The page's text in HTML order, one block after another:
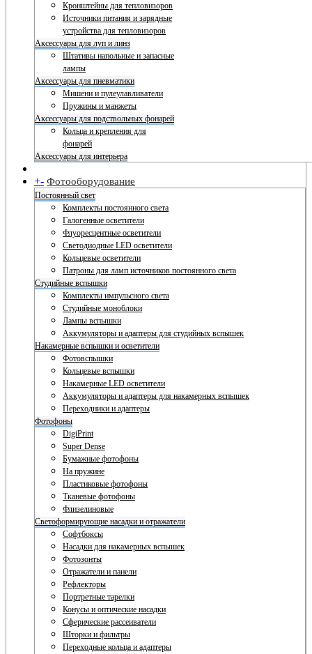
Кронштейны для тепловизоров
Источники питания и зарядные
устройства для тепловизоров
Аксессуары для луп и линз
Штативы напольные и запасные
лампы
Аксессуары для пневматики
Мишени и пулеулавливатели
Пружины и манжеты
Аксессуары для подствольных фонарей
Кольца и крепления для
фонарей
Аксессуары для интерьера
+- Фотооборудование
Постоянный свет
Комплекты постоянного света
Галогенные осветители
Флуоресцентные осветители
Светодиодные LED осветители
Кольцевые осветители
Патроны для ламп источников постоянного света
Студийные вспышки
Комплекты импульсного света
Студийные моноблоки
Лампы вспышки
Аккумуляторы и адаптеры для студийных вспышек
Накамерные вспышки и осветители
Фотовспышки
Кольцевые вспышки
Накамерные LED осветители
Аккумуляторы и адаптеры для накамерных вспышек
Переходники и адаптеры
Фотофоны
DigiPrint
Super Dense
Бумажные фотофоны
На пружине
Пластиковые фотофоны
Тканевые фотофоны
Флизелиновые
Светоформирующие насадки и отражатели
Софтбоксы
Насадки для накамерных вспышек
Фотозонты
Отражатели и панели
Рефлекторы
Портретные тарелки
Конусы и оптические насадки
Сферические рассеиватели
Шторки и фильтры
Переходные кольца и адаптеры